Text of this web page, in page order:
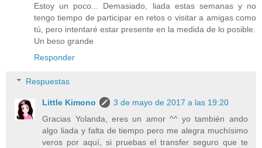
Estoy un poco... Demasiado, liada estas semanas y no
tengo tiempo de participar en retos o visitar a amigas como
tú, pero intentaré estar presente en la medida de lo posible.
Un beso grande
Responder
Respuestas
Little Kimono
3 de mayo de 2017 a las 19:20
Gracias Yolanda, eres un amor ^^ yo también ando
algo liada y falta de tiempo pero me alegra muchísimo
veros por aquí, si pruebas el transfer seguro que te